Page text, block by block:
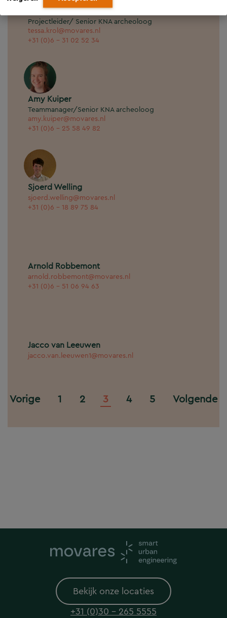
Tessa Krol-Karsten
Projectleider/ Senior KNA archeoloog
tessa.krol@movares.nl
+31 (0)6 - 31 02 52 34
Amy Kuiper
Teammanager/Senior KNA archeoloog
amy.kuiper@movares.nl
+31 (0)6 - 25 58 49 82
Sjoerd Welling
sjoerd.welling@movares.nl
+31 (0)6 - 18 89 75 84
Arnold Robbemont
arnold.robbemont@movares.nl
+31 (0)6 - 51 06 94 63
Jacco van Leeuwen
jacco.van.leeuwen1@movares.nl
Vorige 1 2 3 4 5 Volgende
Bekijk onze locaties
+31 (0)30 - 265 5555